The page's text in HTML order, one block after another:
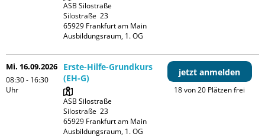
ASB Silostraße
Silostraße  23
65929 Frankfurt am Main
Ausbildungsraum, 1. OG
Mi. 16.09.2026
08:30 - 16:30
Uhr
Erste-Hilfe-Grundkurs
(EH-G)
ASB Silostraße
Silostraße  23
65929 Frankfurt am Main
Ausbildungsraum, 1. OG
jetzt anmelden
18 von 20 Plätzen frei